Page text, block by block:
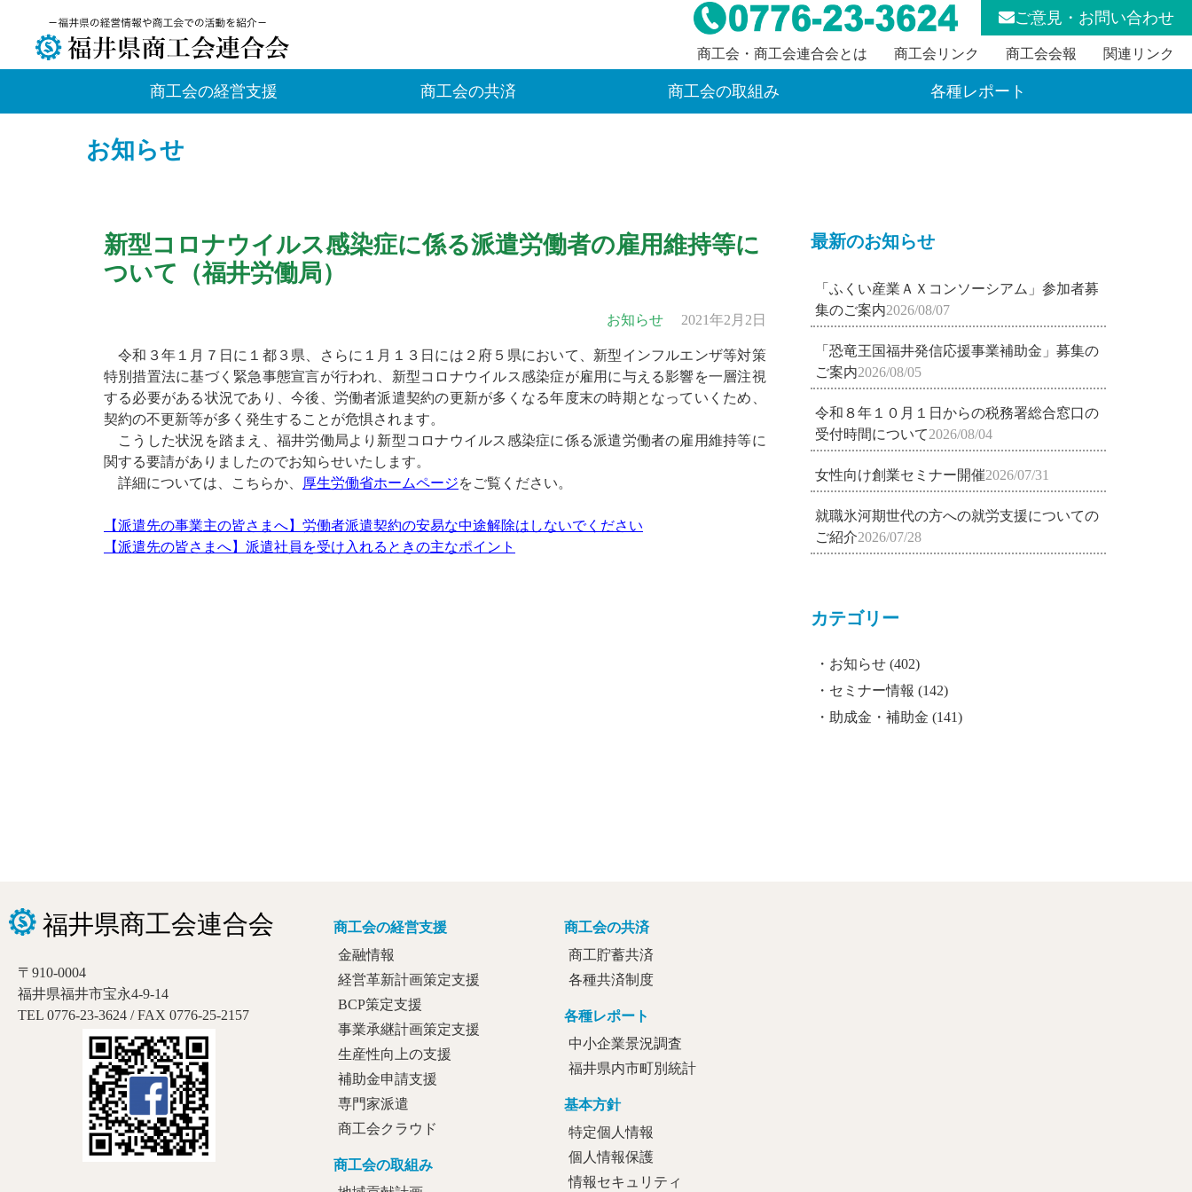
ご意見・お問い合わせ
商工会・商工会連合会とは 商工会リンク 商工会会報 関連リンク
商工会の経営支援 商工会の共済 商工会の取組み 各種レポート
お知らせ
新型コロナウイルス感染症に係る派遣労働者の雇用維持等に
ついて（福井労働局）
お知らせ 2021年2月2日
令和３年１月７日に１都３県、さらに１月１３日には２府５県において、新型インフルエンザ等対策
特別措置法に基づく緊急事態宣言が行われ、新型コロナウイルス感染症が雇用に与える影響を一層注視
する必要がある状況であり、今後、労働者派遣契約の更新が多くなる年度末の時期となっていくため、
契約の不更新等が多く発生することが危惧されます。
こうした状況を踏まえ、福井労働局より新型コロナウイルス感染症に係る派遣労働者の雇用維持等に
関する要請がありましたのでお知らせいたします。
詳細については、こちらか、
厚生労働省ホームページをご覧ください。
【派遣先の事業主の皆さまへ】労働者派遣契約の安易な中途解除はしないでください
【派遣先の皆さまへ】派遣社員を受け入れるときの主なポイント
最新のお知らせ
「ふくい産業ＡＸコンソーシアム」参加者募
集のご案内2026/08/07
「恐竜王国福井発信応援事業補助金」募集の
ご案内2026/08/05
令和８年１０月１日からの税務署総合窓口の
受付時間について2026/08/04
女性向け創業セミナー開催2026/07/31
就職氷河期世代の方への就労支援についての
ご紹介2026/07/28
カテゴリー
お知らせ(402)
セミナー情報 (142)
助成金・補助金 (141)
〒910-0004
福井県福井市宝永4-9-14
TEL 0776-23-3624 / FAX 0776-25-2157
商工会の経営支援
金融情報
経営革新計画策定支援
BCP策定支援
事業承継計画策定支援
生産性向上の支援
補助金申請支援
専門家派遣
商工会クラウド
商工会の取組み
商工会の共済
商工貯蓄共済
各種共済制度
各種レポート
中小企業景況調査
福井県内市町別統計
基本方針
特定個人情報
個人情報保護
情報セキュリティ